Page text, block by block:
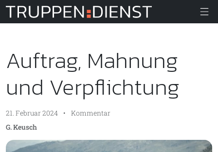
Truppendienst
Auftrag, Mahnung
und Verpflichtung
21. Februar 2024 •
Kommentar
G. Keusch